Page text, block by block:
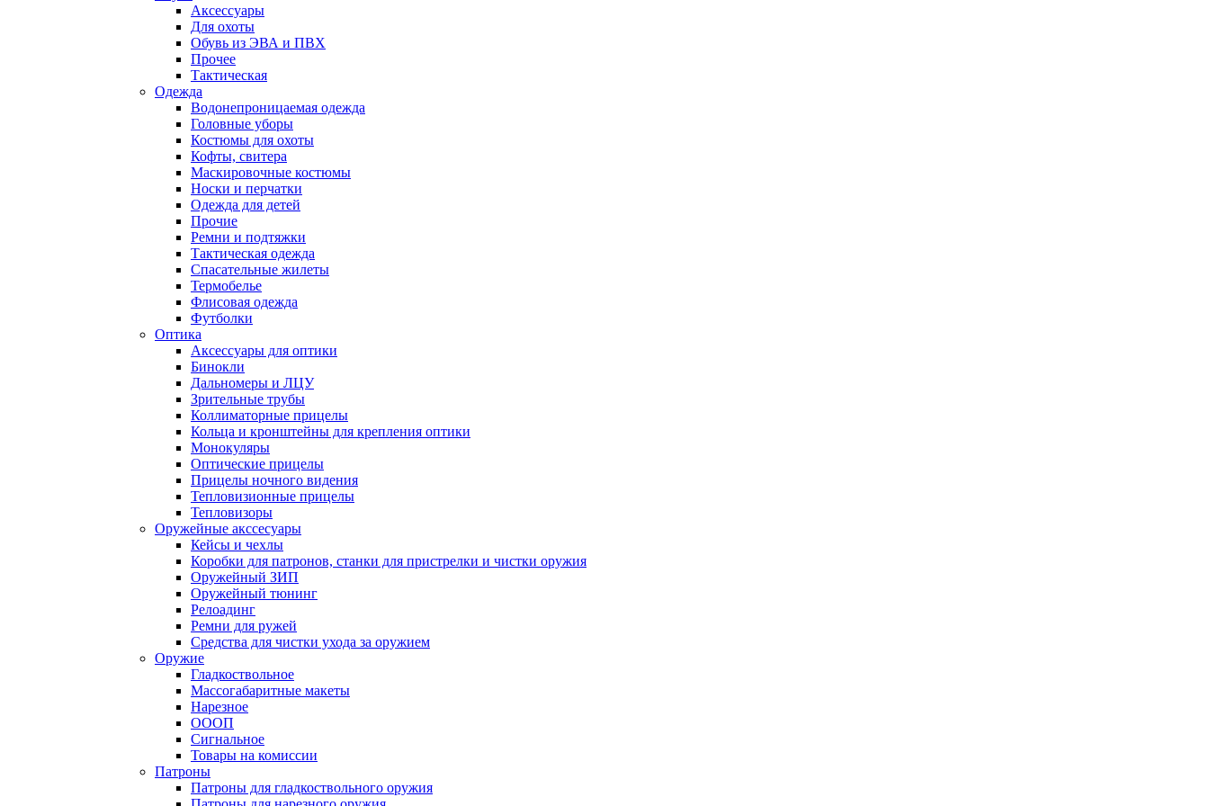
Аксессуары
Для охоты
Обувь из ЭВА и ПВХ
Прочее
Тактическая
Одежда
Водонепроницаемая одежда
Головные уборы
Костюмы для охоты
Кофты, свитера
Маскировочные костюмы
Носки и перчатки
Одежда для детей
Прочие
Ремни и подтяжки
Тактическая одежда
Спасательные жилеты
Термобелье
Флисовая одежда
Футболки
Оптика
Аксессуары для оптики
Бинокли
Дальномеры и ЛЦУ
Зрительные трубы
Коллиматорные прицелы
Кольца и кронштейны для крепления оптики
Монокуляры
Оптические прицелы
Прицелы ночного видения
Тепловизионные прицелы
Тепловизоры
Оружейные акссесуары
Кейсы и чехлы
Коробки для патронов, станки для пристрелки и чистки оружия
Оружейный ЗИП
Оружейный тюнинг
Релоадинг
Ремни для ружей
Средства для чистки ухода за оружием
Оружие
Гладкоствольное
Массогабаритные макеты
Нарезное
ОООП
Сигнальное
Товары на комиссии
Патроны
Патроны для гладкоствольного оружия